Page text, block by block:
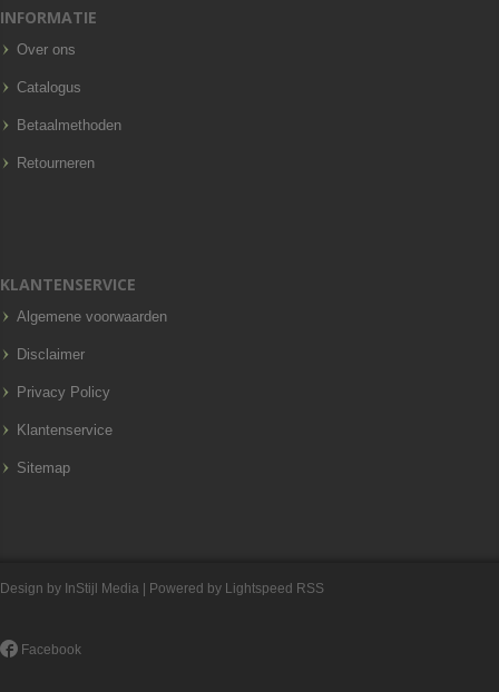
INFORMATIE
Over ons
Catalogus
Betaalmethoden
Retourneren
KLANTENSERVICE
Algemene voorwaarden
Disclaimer
Privacy Policy
Klantenservice
Sitemap
Design by InStijl Media | Powered by Lightspeed RSS
Facebook